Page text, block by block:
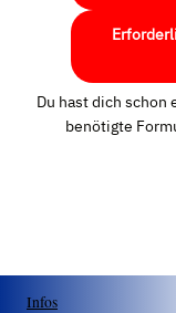
Du hast dich
benötigte
Infos